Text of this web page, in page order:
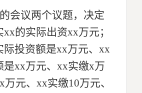
会议两个议题，决定
的实际出资xx万元；
际投资额是xx万元、xx
是xx万元、xx实缴x万
元、xx实缴10万元、